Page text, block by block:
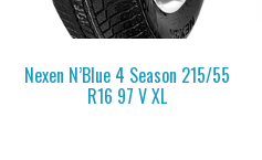
Nexen N’Blue 4 Season 215/55
R16 97 V XL